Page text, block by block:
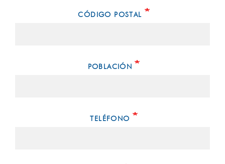
CÓDIGO POSTAL
POBLACIÓN
TELÉFONO